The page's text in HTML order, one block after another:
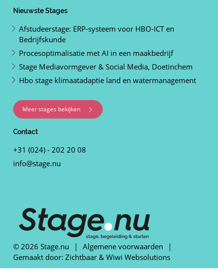
Nieuwste Stages
Afstudeerstage: ERP-systeem voor HBO-ICT en
Bedrijfskunde
Procesoptimalisatie met AI in een maakbedrijf
Stage Mediavormgever & Social Media, Doetinchem
Hbo stage klimaatadaptie land en watermanagement
Meer stages bekijken
Contact
+31 (024) - 202 20 08
info@stage.nu
© 2026 Stage.nu | Algemene voorwaarden
|
Gemaakt door: Zichtbaar & Wiwi Websolutions